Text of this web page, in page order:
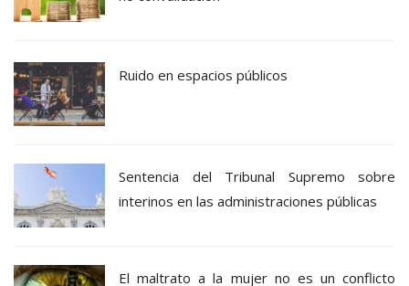
Ruido en espacios públicos
Sentencia del Tribunal Supremo sobre
interinos en las administraciones públicas
El maltrato a la mujer no es un conflicto